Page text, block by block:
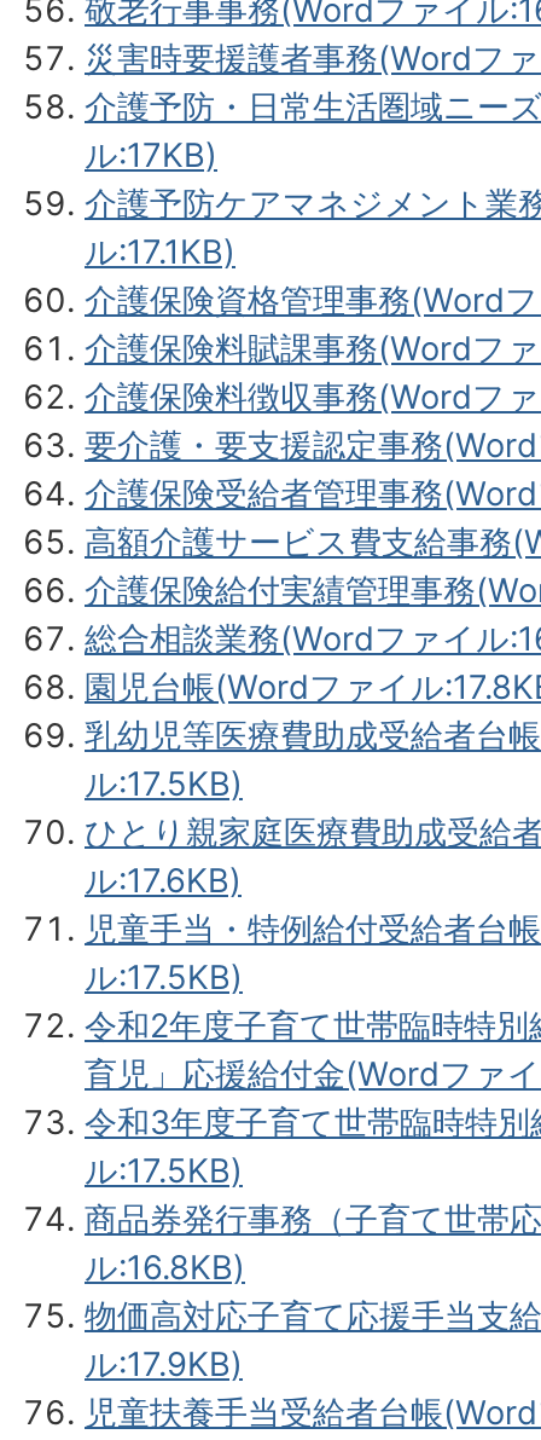
敬老行事事務(Wordファイル
災害時要援護者事務(Wordフ
介護予防・日常生活圏域ニー
ル:17KB)
介護予防ケアマネジメント業
ル:17.1KB)
介護保険資格管理事務(Word
介護保険料賦課事務(Wordフ
介護保険料徴収事務(Wordフ
要介護・要支援認定事務
介護保険受給者管理事務
高額介護サービス費支給事務
介護保険給付実績管理事務
総合相談業務(Wordファイル
園児台帳(Wordファイル
乳幼児等医療費助成受給者台
ル:17.5KB)
ひとり親家庭医療費助成受給
ル:17.6KB)
児童手当・特例給付受給者台
ル:17.5KB)
令和2年度子育て世帯臨時特
育児」応援給付金(Wordファ
令和3年度子育て世帯臨時特
ル:17.5KB)
商品券発行事務（子育て世帯
ル:16.8KB)
物価高対応子育て応援手当支
ル:17.9KB)
児童扶養手当受給者台帳